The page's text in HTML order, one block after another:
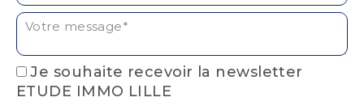
Votre message* :
Je souhaite recevoir la newsletter
ETUDE IMMO LILLE